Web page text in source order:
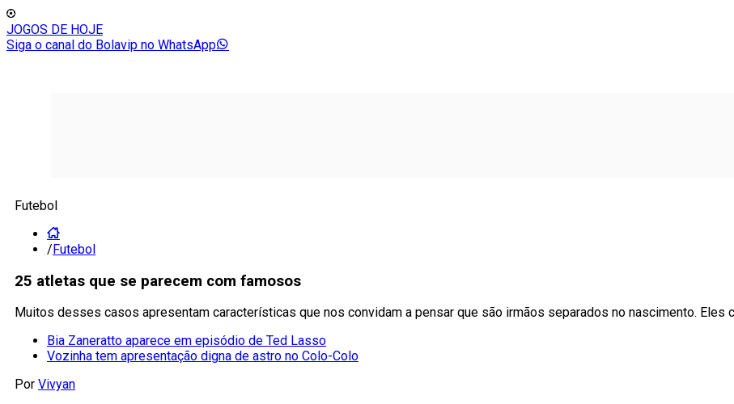
JOGOS DE HOJE
Siga o canal do Bolavip no WhatsApp
Futebol
/Futebol
25 atletas que se parecem com famosos
Muitos desses casos apresentam características que nos convidam a pensar que são irmãos separados no nascimento. Eles
Bia Zaneratto aparece em episódio de Ted Lasso
Vozinha tem apresentação digna de astro no Colo-Colo
Por Vivyan